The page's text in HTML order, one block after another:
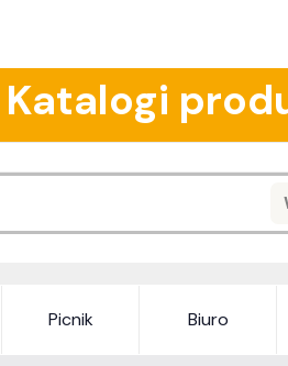
Katalogi
Picnik Biuro